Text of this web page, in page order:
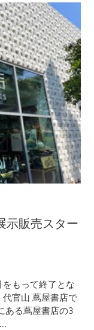
示販売スター
もって終了とな
官山 蔦屋書店で
ある蔦屋書店の3